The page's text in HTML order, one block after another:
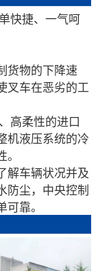
快捷、一气呵
货物的下降速
叉车在恶劣的工
高柔性的进口
机液压系统的冷
解车辆状况并及
防尘，中央控制
靠。